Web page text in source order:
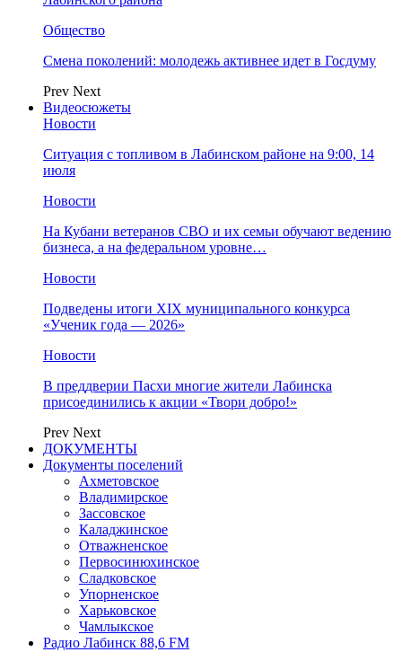
Общество
Смена поколений: молодежь активнее идет в Госдуму
Prev Next
Видеосюжеты
Новости
Ситуация с топливом в Лабинском районе на 9:00, 14
июля
Новости
На Кубани ветеранов СВО и их семьи обучают ведению
бизнеса, а на федеральном уровне…
Новости
Подведены итоги XIX муниципального конкурса
«Ученик года — 2026»
Новости
В преддверии Пасхи многие жители Лабинска
присоединились к акции «Твори добро!»
Prev Next
ДОКУМЕНТЫ
Документы поселений
Ахметовское
Владимирское
Зассовское
Каладжинское
Отважненское
Первосинюхинское
Сладковское
Упорненское
Харьковское
Чамлыкское
Радио Лабинск 88,6 FM